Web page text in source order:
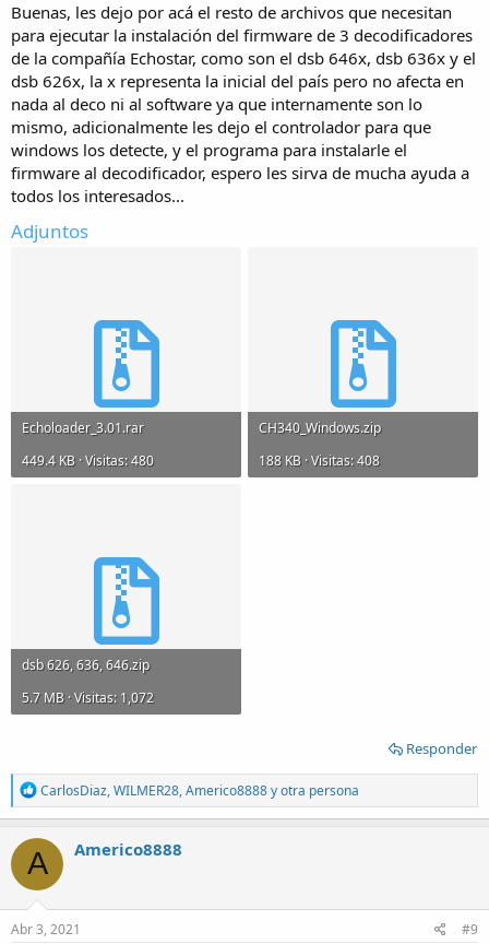
Buenas, les dejo por acá el resto de archivos que necesitan
para ejecutar la instalación del firmware de 3 decodificadores
de la compañía Echostar, como son el dsb 646x, dsb 636x y el
dsb 626x, la x representa la inicial del país pero no afecta en
nada al deco ni al software ya que internamente son lo
mismo, adicionalmente les dejo el controlador para que
windows los detecte, y el programa para instalarle el
firmware al decodificador, espero les sirva de mucha ayuda a
todos los interesados...
Adjuntos
Echoloader_3.01.rar
449.4 KB · Visitas: 480
CH340_Windows.zip
188 KB · Visitas: 408
dsb 626, 636, 646.zip
5.7 MB · Visitas: 1,072
Responder
R
e
a
c
t
o
n
s
CarlosDiaz,WILMER28,Americo8888y otra persona
A Americo8888
Abr 3, 2021 #9